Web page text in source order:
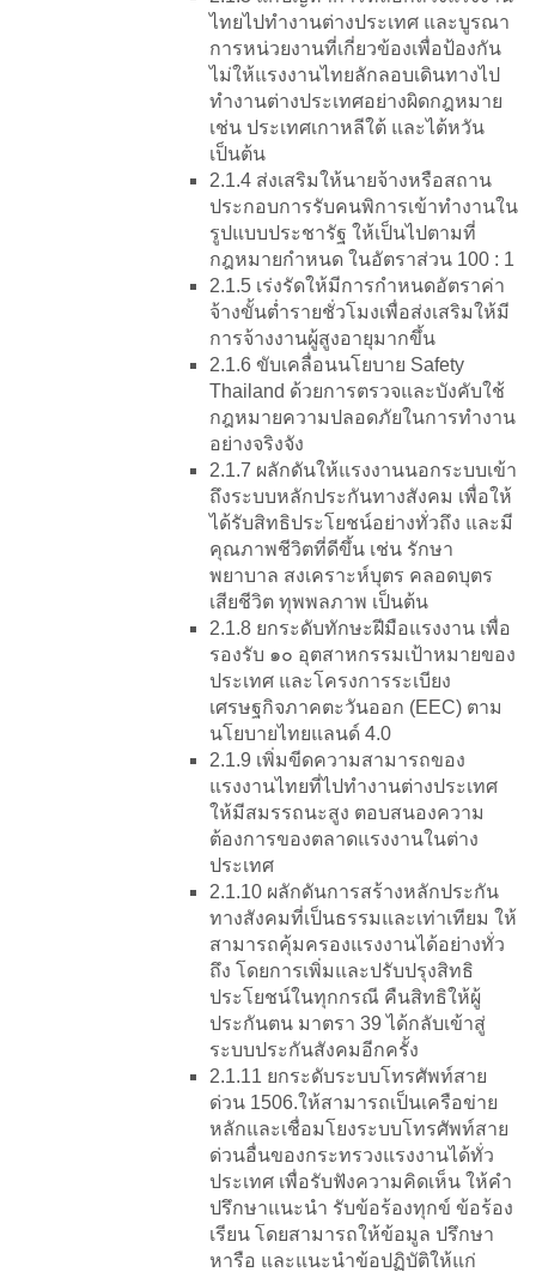
ไทยไปทำงานต่างประเทศ และบูรณา
การหน่วยงานที่เกี่ยวข้องเพื่อป้องกัน
ไม่ให้แรงงานไทยลักลอบเดินทางไป
ทำงานต่างประเทศอย่างผิดกฎหมาย
เช่น ประเทศเกาหลีใต้ และไต้หวัน
เป็นต้น
2.1.4 ส่งเสริมให้นายจ้างหรือสถาน
ประกอบการรับคนพิการเข้าทำงานใน
รูปแบบประชารัฐ ให้เป็นไปตามที่
กฎหมายกำหนด ในอัตราส่วน 100 : 1
2.1.5 เร่งรัดให้มีการกำหนดอัตราค่า
จ้างขั้นต่ำรายชั่วโมงเพื่อส่งเสริมให้มี
การจ้างงานผู้สูงอายุมากขึ้น
2.1.6 ขับเคลื่อนนโยบาย Safety
Thailand ด้วยการตรวจและบังคับใช้
กฎหมายความปลอดภัยในการทำงาน
อย่างจริงจัง
2.1.7 ผลักดันให้แรงงานนอกระบบเข้า
ถึงระบบหลักประกันทางสังคม เพื่อให้
ได้รับสิทธิประโยชน์อย่างทั่วถึง และมี
คุณภาพชีวิตที่ดีขึ้น เช่น รักษา
พยาบาล สงเคราะห์บุตร คลอดบุตร
เสียชีวิต ทุพพลภาพ เป็นต้น
2.1.8 ยกระดับทักษะฝีมือแรงงาน เพื่อ
รองรับ ๑๐ อุตสาหกรรมเป้าหมายของ
ประเทศ และโครงการระเบียง
เศรษฐกิจภาคตะวันออก (EEC) ตาม
นโยบายไทยแลนด์ 4.0
2.1.9 เพิ่มขีดความสามารถของ
แรงงานไทยที่ไปทำงานต่างประเทศ
ให้มีสมรรถนะสูง ตอบสนองความ
ต้องการของตลาดแรงงานในต่าง
ประเทศ
2.1.10 ผลักดันการสร้างหลักประกัน
ทางสังคมที่เป็นธรรมและเท่าเทียม ให้
สามารถคุ้มครองแรงงานได้อย่างทั่ว
ถึง โดยการเพิ่มและปรับปรุงสิทธิ
ประโยชน์ในทุกกรณี คืนสิทธิให้ผู้
ประกันตน มาตรา 39 ได้กลับเข้าสู่
ระบบประกันสังคมอีกครั้ง
2.1.11 ยกระดับระบบโทรศัพท์สาย
ด่วน 1506.ให้สามารถเป็นเครือข่าย
หลักและเชื่อมโยงระบบโทรศัพท์สาย
ด่วนอื่นของกระทรวงแรงงานได้ทั่ว
ประเทศ เพื่อรับฟังความคิดเห็น ให้คำ
ปรึกษาแนะนำ รับข้อร้องทุกข์ ข้อร้อง
เรียน โดยสามารถให้ข้อมูล ปรึกษา
หารือ และแนะนำข้อปฏิบัติให้แก่